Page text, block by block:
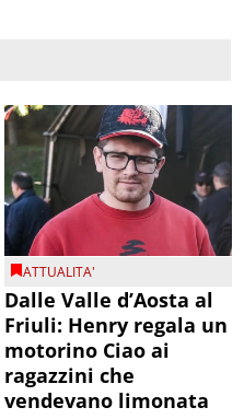
ATTUALITA'
Dalle Valle d’Aosta al
Friuli: Henry regala un
motorino Ciao ai
ragazzini che
vendevano limonata